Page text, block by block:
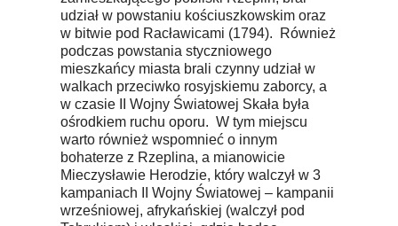
udział w powstaniu kościuszkowskim oraz
w bitwie pod Racławicami (1794). Również
podczas powstania styczniowego
mieszkańcy miasta brali czynny udział w
walkach przeciwko rosyjskiemu zaborcy, a
w czasie II Wojny Światowej Skała była
ośrodkiem ruchu oporu. W tym miejscu
warto również wspomnieć o innym
bohaterze z Rzeplina, a mianowicie
Mieczysławie Herodzie, który walczył w 3
kampaniach II Wojny Światowej – kampanii
wrześniowej, afrykańskiej (walczył pod